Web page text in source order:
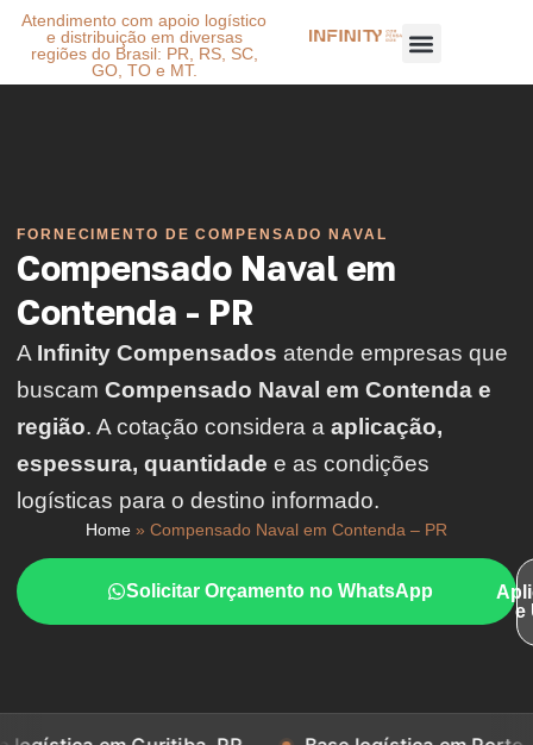
Atendimento com apoio logístico
e distribuição em diversas
regiões do Brasil: PR, RS, SC,
GO, TO e MT.
FORNECIMENTO DE COMPENSADO NAVAL
Compensado Naval em
Contenda - PR
A Infinity Compensados atende empresas que
buscam Compensado Naval em Contenda e
região. A cotação considera a aplicação,
espessura, quantidade e as condições
logísticas para o destino informado.
Home » Compensado Naval em Contenda – PR
Solicitar Orçamento no WhatsApp
e